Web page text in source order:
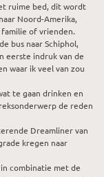
ruime bed, dit wordt
Noord-Amerika,
of vrienden.
bus naar Schiphol,
eerste indruk van de
waar ik veel van zou
te gaan drinken en
de reden
Dreamliner van
kregen naar
combinatie met de